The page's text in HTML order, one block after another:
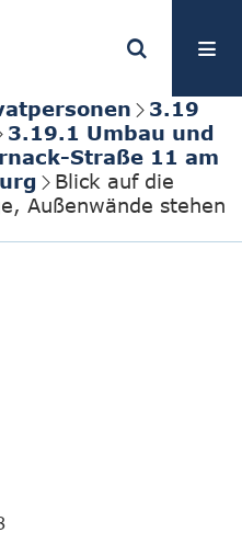
3.19
3.19.1 Umbau und
Straße 11 am
Blick auf die
Außenwände stehen